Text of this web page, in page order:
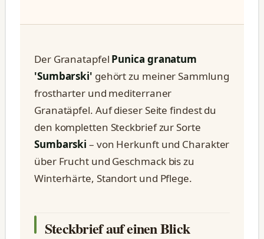
Der Granatapfel Punica granatum
'Sumbarski' gehört zu meiner Sammlung
frostharter und mediterraner
Granatäpfel. Auf dieser Seite findest du
den kompletten Steckbrief zur Sorte
Sumbarski – von Herkunft und Charakter
über Frucht und Geschmack bis zu
Winterhärte, Standort und Pflege.
Steckbrief auf einen Blick